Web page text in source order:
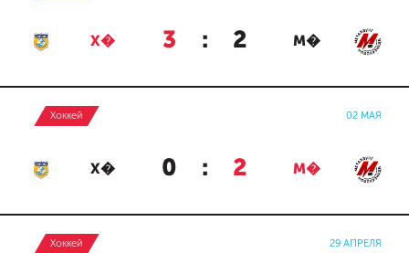
Х� 3 : 2 М�
Хоккей 02 МАЯ
Х� 0 : 2 М�
Хоккей 29 АПРЕЛЯ